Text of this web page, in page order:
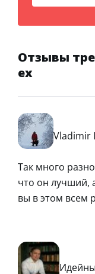
Отзывы
ex
Vladimir
Так много
что он лучший,
вы в этом всем